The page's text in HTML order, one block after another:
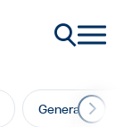
Generation